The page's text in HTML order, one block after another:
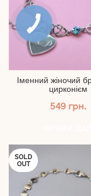
Іменний жіночий
цирконієм
549 грн.
SOLD
OUT